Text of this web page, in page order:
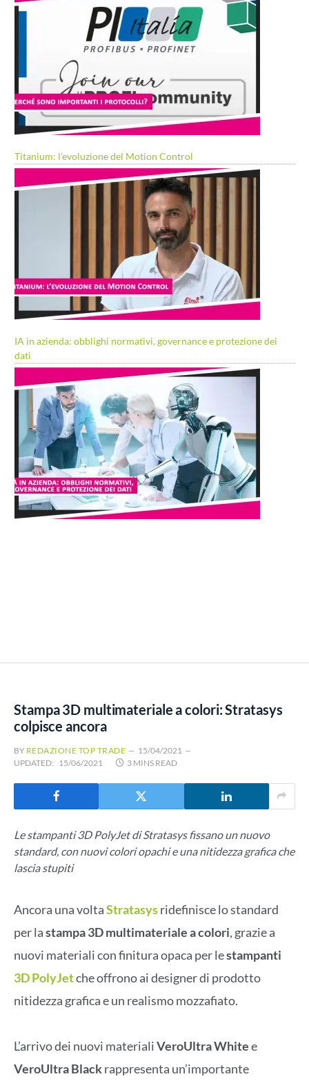
Titanium: l’evoluzione del Motion Control
IA in azienda: obblighi normativi, governance e protezione dei
dati
Stampa 3D multimateriale a colori: Stratasys
colpisce ancora
BY REDAZIONE TOP TRADE
15/04/2021
UPDATED: 15/06/2021 3 MINS READ
Le stampanti 3D PolyJet di Stratasys fissano un nuovo
standard, con nuovi colori opachi e una nitidezza grafica che
lascia stupiti
Ancora una voltaStratasysridefinisce lo standard
per lastampa 3D multimaterialeacolori, grazie a
nuovi materiali con finitura opaca per lestampanti
3D PolyJetche offrono ai designer di prodotto
nitidezza grafica e un realismo mozzafiato.
L’arrivo dei nuovi materialiVeroUltraWhitee
VeroUltra Blackrappresenta un’importante